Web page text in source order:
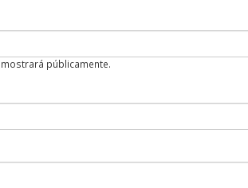
públicamente.